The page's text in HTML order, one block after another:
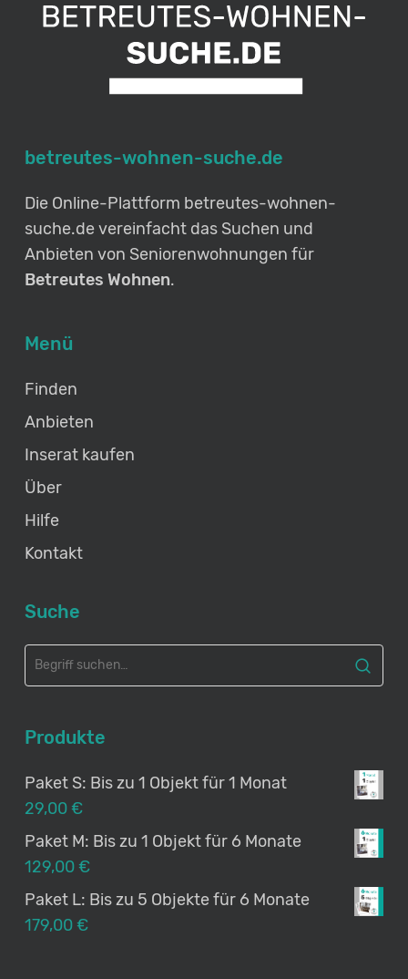
betreutes-wohnen-suche.de
Die Online-Plattform betreutes-wohnen-
suche.devereinfacht das Suchen und
Anbieten von Seniorenwohnungen für
Betreutes Wohnen.
Menü
Finden
Anbieten
Inserat kaufen
Über
Hilfe
Kontakt
Suche
Produkte
Paket S: Bis zu 1 Objekt für 1 Monat
29,00 €
Paket M: Bis zu 1 Objekt für 6 Monate
129,00 €
Paket L: Bis zu 5 Objekte für 6 Monate
179,00 €